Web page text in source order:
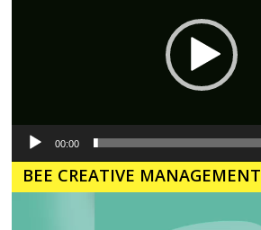
00:00
BEE CREATIVE MANAGEMENT